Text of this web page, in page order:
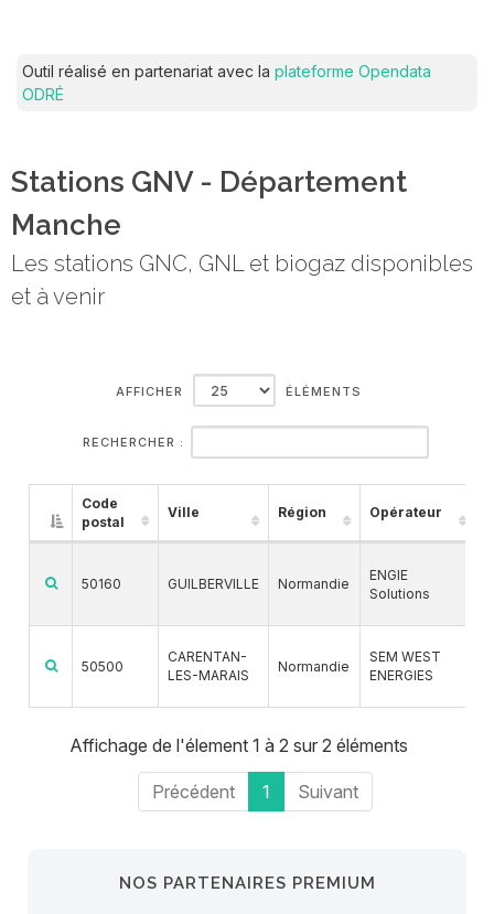
Outil réalisé en partenariat avec la plateforme Opendata
ODRÉ
Stations GNV - Département
Manche
Les stations GNC, GNL et biogaz disponibles
et à venir
AFFICHER ÉLÉMENTS
RECHERCHER :
Code
postal
Ville Région Opérateur
50160 GUILBERVILLE Normandie
ENGIE
Solutions
50500
CARENTAN-
LES-MARAIS
Normandie
SEM WEST
ENERGIES
Affichage de l'élement 1 à 2 sur 2 éléments
Précédent 1 Suivant
NOS PARTENAIRES PREMIUM